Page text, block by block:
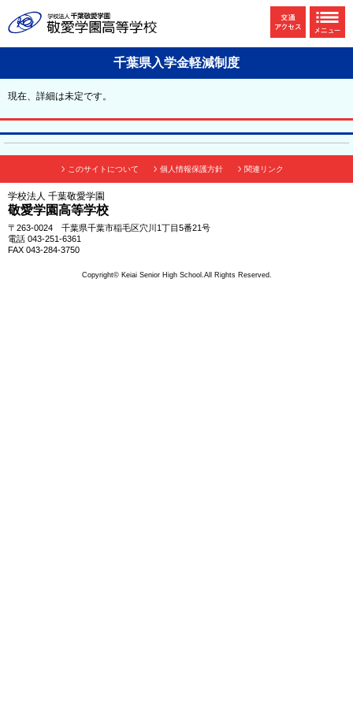
千葉県入学金軽減制度
現在、詳細は未定です。
このサイトについて 個人情報保護方針 関連リンク
学校法人 千葉敬愛学園
敬愛学園高等学校
〒263-0024 千葉県千葉市稲毛区穴川1丁目5番21号
電話 043-251-6361
FAX 043-284-3750
Copyright© Keiai Senior High School.All Rights Reserved.